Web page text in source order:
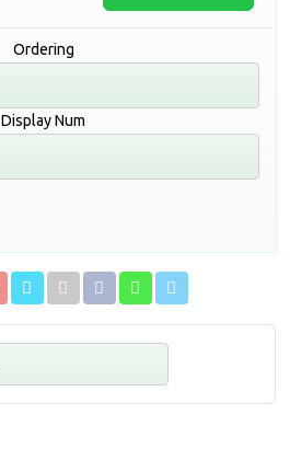
Ordering
Display Num